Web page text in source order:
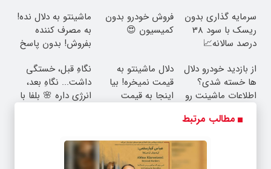
سرمایه گذاری بدون
ریسک با سود 38
درصد سالانه📈
فروش خودرو بدون
کمیسیون 😍
ماشینتو به دلال نده!
به مصرف کننده
بفروش! بدون پاسخ
از بازدید خودرو دلال
ها خسته شدی؟
اطلاعات ماشینت رو
دلال ماشینتو به
قیمت نمیخره! بیا
اینجا به قیمت
نگاهِ قبل، خستگی
داشت... نگاهِ بعد،
انرژی داره 🌸 بلفا با
مطالب مرتبط